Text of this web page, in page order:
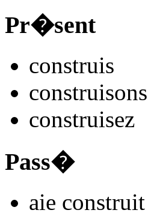
Pr�sent
construis
construisons
construisez
Pass�
aie construit